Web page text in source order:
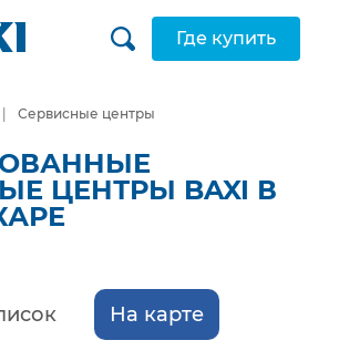
Где купить
Сервисные центры
ЦЕНТРЫ BAXI В
На карте